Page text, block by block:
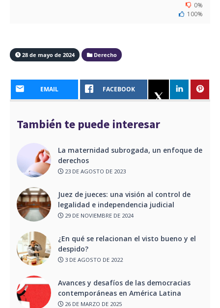
0%
100%
28 de mayo de 2024 Derecho
EMAIL FACEBOOK
También te puede interesar
La maternidad subrogada, un enfoque de
derechos
23 DE AGOSTO DE 2023
Juez de jueces: una visión al control de
legalidad e independencia judicial
29 DE NOVIEMBRE DE 2024
¿En qué se relacionan el visto bueno y el
despido?
3 DE AGOSTO DE 2022
Avances y desafíos de las democracias
contemporáneas en América Latina
26 DE MARZO DE 2025